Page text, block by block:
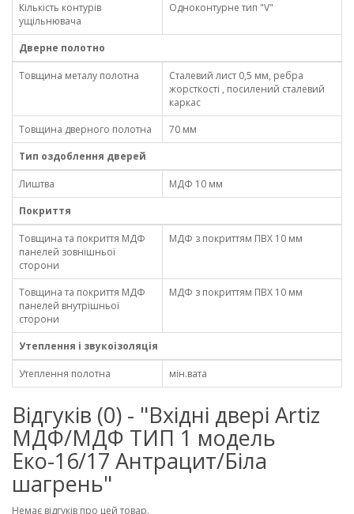
Кількість контурів
ущільнювача
Одноконтурне тип "V"
Дверне полотно
Товщина металу полотна
Сталевий лист 0,5 мм, ребра
жорсткості , посилений сталевий
каркас
Товщина дверного полотна
70 мм
Тип оздоблення дверей
Лиштва
МДФ 10 мм
Покриття
Товщина та покриття МДФ
панелей зовнішньої
сторони
МДФ з покриттям ПВХ 10 мм
Товщина та покриття МДФ
панелей внутрішньої
сторони
МДФ з покриттям ПВХ 10 мм
Утеплення і звукоізоляція
Утеплення полотна мін.вата
Відгуків (0) - "Вхідні двері Artiz
МДФ/МДФ ТИП 1 модель
Еко-16/17 Антрацит/Біла
шагрень"
Немає відгуків про цей товар.